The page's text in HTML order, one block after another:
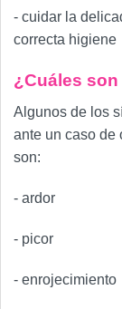
- cuidar la
correcta higiene
¿Cuáles
Algunos de los
ante un caso de
son:
- ardor
- picor
- enrojecimiento